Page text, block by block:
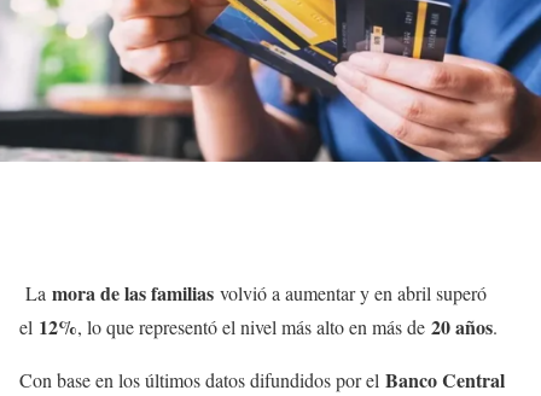
La mora de las familias volvió a aumentar y en abril superó
el 12%, lo que representó el nivel más alto en más de 20 años.
Con base en los últimos datos difundidos por el Banco Central